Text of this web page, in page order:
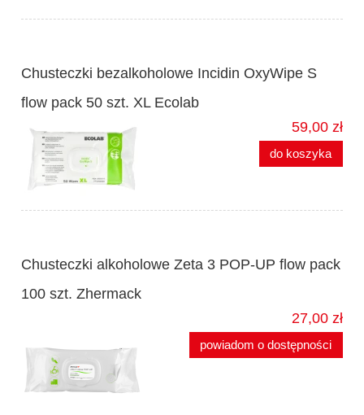
Chusteczki bezalkoholowe Incidin OxyWipe S
flow pack 50 szt. XL Ecolab
59,00 zł
do koszyka
Chusteczki alkoholowe Zeta 3 POP-UP flow pack
100 szt. Zhermack
27,00 zł
powiadom o dostępności